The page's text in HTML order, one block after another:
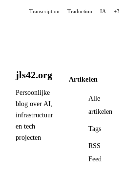
Transcription Traduction IA +3
jls42.org
Persoonlijke
blog over AI,
infrastructuur
en tech
projecten
Artikelen
Alle
artikelen
Tags
RSS
Feed